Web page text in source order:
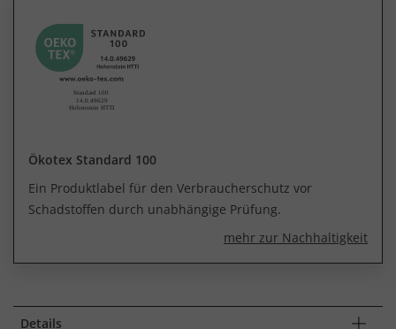
Ökotex Standard 100
Ein Produktlabel für den Verbraucherschutz vor
Schadstoffen durch unabhängige Prüfung.
mehr zur Nachhaltigkeit
Details